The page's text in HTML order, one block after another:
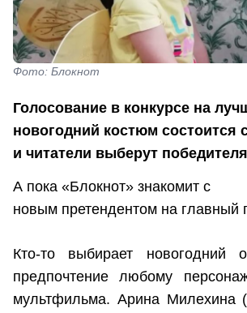
Фото: Блокнот
Голосование в конкурсе на
новогодний костюм состоится
и читатели выберут
А пока «Блокнот» знакомит с
новым претендентом на главный
Кто-то выбирает новогодний
предпочтение любому
мультфильма. Арина Милехина